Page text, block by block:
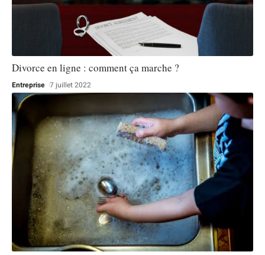
Divorce en ligne : comment ça marche ?
Entreprise 7 juillet 2022